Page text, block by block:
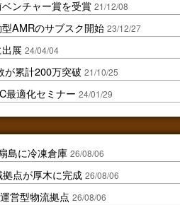
ンチャー賞を受賞 21/12/08
AMRのサブスク開始 23/12/27
展 24/04/04
が累計200万突破 21/10/25
最適化セミナー 24/01/29
島に冷凍倉庫 26/08/06
点が厚木に完成 26/08/06
営型物流拠点 26/08/06